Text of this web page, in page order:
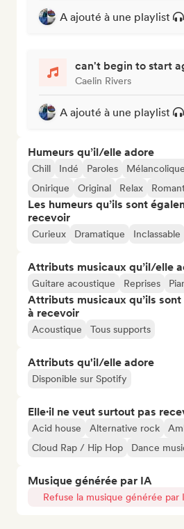
A ajouté à une playlist
can't begin to start
Caelin Rivers
A ajouté à une playlist
Humeurs qu’il/elle adore
Chill Indé Paroles Mélancolique
Onirique
Original Relax
Les humeurs qu’ils sont
recevoir
Curieux Dramatique Inclassable
Attributs musicaux qu’il/elle
Guitare acoustique Reprises
Attributs musicaux qu’ils
à recevoir
Acoustique Tous supports
Attributs qu'il/elle adore
Disponible sur Spotify
Elle·il ne veut surtout pas
Acid house Alternative rock
Cloud Rap / Hip Hop
Dance
Musique générée par IA
Refuse la musique générée par